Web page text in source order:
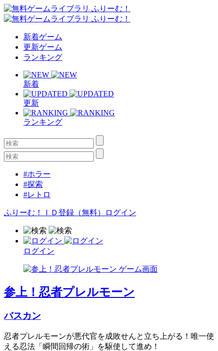
新着ゲーム
更新ゲーム
ランキング
新着
更新
ランキング
#ホラー
#探索
#レトロ
ふりーむ！ＩＤ登録（無料） ログイン
ログイン
参上！忍者プレルモーン
バスカン
忍者プレルモーンが悪代官を成敗せんと立ち上がる！唯一使
える忍法「瞬間回帰の術」を駆使して進め！